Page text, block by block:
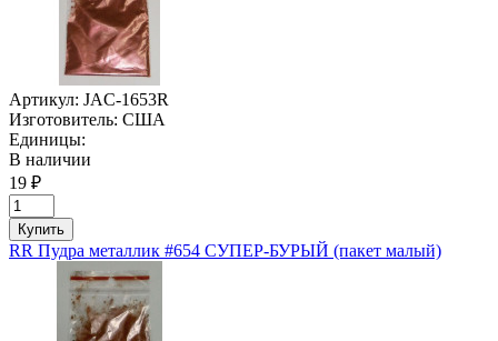
Артикул: JAC-1653R
Изготовитель: США
Единицы:
В наличии
19 ₽
Купить
RR Пудра металлик #654 СУПЕР-БУРЫЙ (пакет малый)